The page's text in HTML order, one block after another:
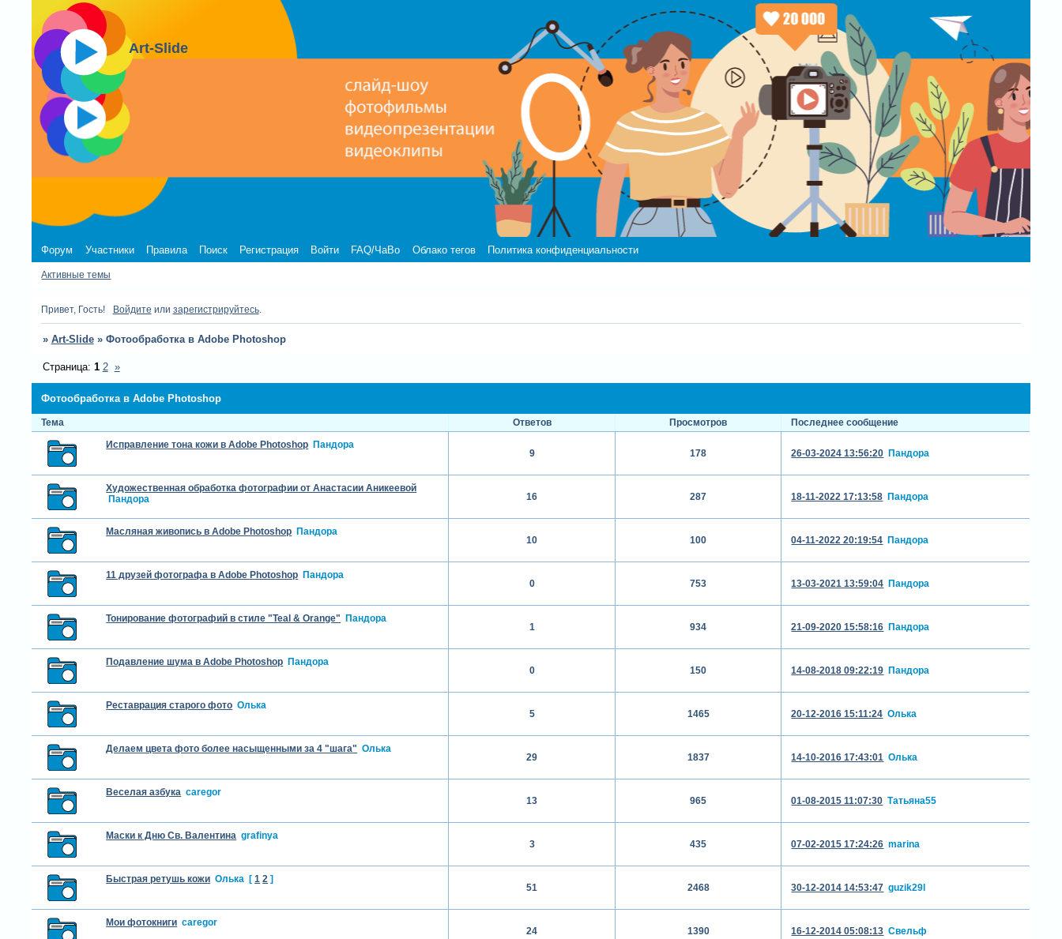
Art-Slide
Форум Участники Правила Поиск Регистрация Войти FAQ/ЧаВо Облако тегов Политика конфиденциальности
Активные темы
Привет, Гость! Войдите или зарегистрируйтесь.
» Art-Slide » Фотообработка в Adobe Photoshop
Фотообработка в Adobe Photoshop
Страница: 1 2 »
Тема Ответов Просмотров
Последнее сообщение
Исправление тона кожи в Adobe Photoshop Пандора
9 178 26-03-2024 13:56:20 Пандора
Художественная обработка фотографии от Анастасии Аникеевой
Пандора
16 287 18-11-2022 17:13:58 Пандора
Масляная живопись в Adobe Photoshop Пандора
10 100 04-11-2022 20:19:54 Пандора
11 друзей фотографа в Adobe Photoshop Пандора
0 753 13-03-2021 13:59:04 Пандора
Тонирование фотографий в стиле "Teal & Orange" Пандора
1 934 21-09-2020 15:58:16 Пандора
Подавление шума в Adobe Photoshop Пандора
0 150 14-08-2018 09:22:19 Пандора
Реставрация старого фото Олька
5 1465 20-12-2016 15:11:24 Олька
Делаем цвета фото более насыщенными за 4 "шага" Олька
29 1837 14-10-2016 17:43:01 Олька
Веселая азбука caregor
13 965 01-08-2015 11:07:30 Татьяна55
Маски к Дню Св. Валентина grafinya
3 435 07-02-2015 17:24:26 marina
Быстрая ретушь кожи Олька [ 1 2 ]
51 2468 30-12-2014 14:53:47 guzik29l
Мои фотокниги caregor
24 1390 16-12-2014 05:08:13 Свельф